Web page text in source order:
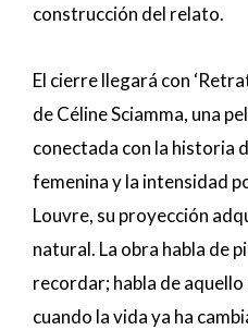
construcción del relato.
El cierre llegará con
de Céline Sciamma, una
conectada con la historia
femenina y la intensidad
Louvre, su proyección
natural. La obra habla de
recordar; habla de
cuando la vida ya ha